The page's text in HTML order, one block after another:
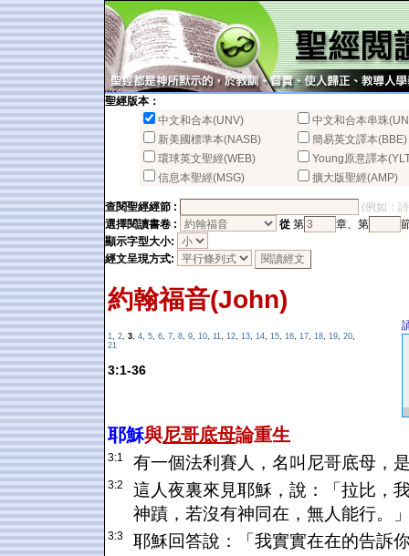
聖經版本：
中文和合本(UNV)
中文和合本串珠
新美國標準本(NASB)
簡易英文譯本(BBE)
環球英文聖經(WEB)
Young原意譯本
信息本聖經(MSG)
擴大版聖經(AMP)
查閱聖經經節 :
(例如：
選擇閱讀書卷 :
從 第 章、第
顯示字型大小:
經文呈現方式:
約翰福音(John)
1, 2, 3, 4, 5, 6, 7, 8, 9, 10, 11, 12, 13, 14, 15, 16, 17, 18, 19, 20,
21
3:1-36
耶穌與尼哥底母論重生
3:1 有一個法利賽人，名叫尼哥底母，
3:2
這人夜裏來見耶穌，說：「拉比，
神蹟，若沒有神同在，無人能行。
3:3 耶穌回答說：「我實實在在的告訴